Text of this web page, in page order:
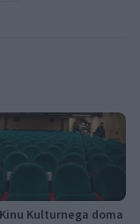
Kulturnega doma